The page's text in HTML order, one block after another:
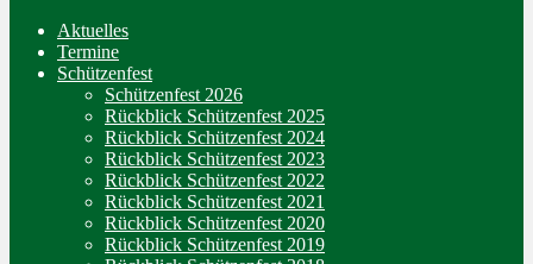
Aktuelles
Termine
Schützenfest
Schützenfest 2026
Rückblick Schützenfest 2025
Rückblick Schützenfest 2024
Rückblick Schützenfest 2023
Rückblick Schützenfest 2022
Rückblick Schützenfest 2021
Rückblick Schützenfest 2020
Rückblick Schützenfest 2019